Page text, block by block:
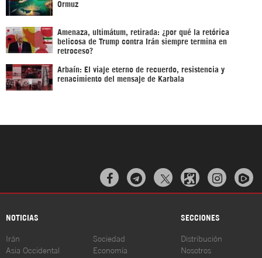
Ormuz
Amenaza, ultimátum, retirada: ¿por qué la retórica
belicosa de Trump contra Irán siempre termina en
retroceso?
Arbaín: El viaje eterno de recuerdo, resistencia y
renacimiento del mensaje de Karbala
  
NOTICIAS SECCIONES
Irán
Asia Occidental
Sociedad
Economía
Distribución
Nosotros